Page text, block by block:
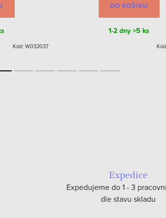
Kód: W032037
DO KOŠÍKU
1-2 dny>5 ks
Expedice
Expedujeme do 1 - 3
dle stavu skladu